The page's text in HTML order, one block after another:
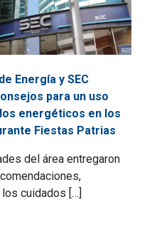
Energía y SEC
para un uso
energéticos en los
Fiestas Patrias
del área entregaron
cuidados […]